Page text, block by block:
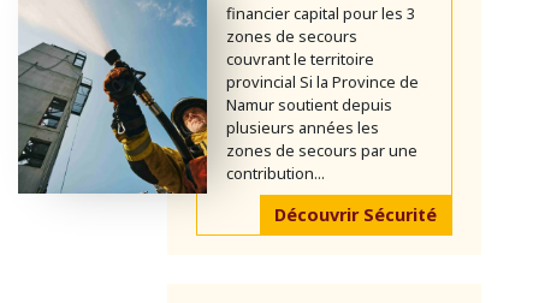
financier capital pour les 3
zones de secours
couvrant le territoire
provincial Si la Province de
Namur soutient depuis
plusieurs années les
zones de secours par une
contribution...
Découvrir Sécurité